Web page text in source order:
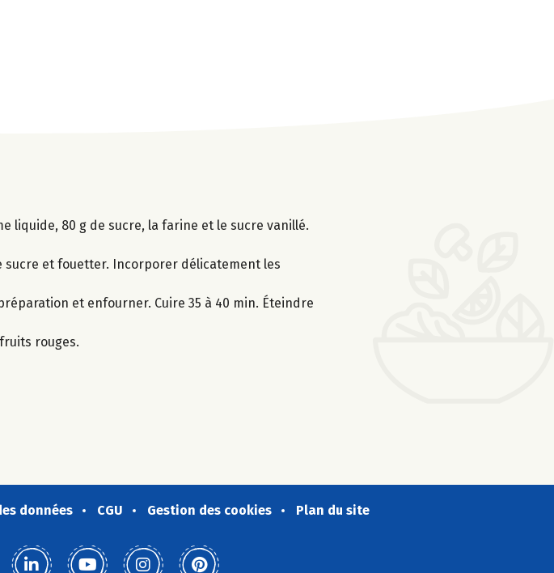
liquide, 80 g de sucre, la farine et le sucre vanillé.
sucre et fouetter. Incorporer délicatement les
et enfourner. Cuire 35 à 40 min. Éteindre
rouges.
données CGU Gestion des cookies Plan du site